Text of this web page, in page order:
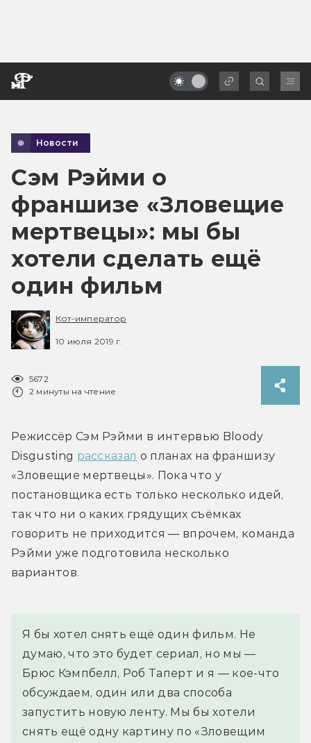
Новости
Сэм Рэйми о
франшизе «Зловещие
мертвецы»: мы бы
хотели сделать ещё
один фильм
Кот-император
10 июля 2019 г.
5672
2 минуты на чтение
Режиссёр Сэм Рэйми в интервью Bloody
Disgusting рассказал о планах на франшизу
«Зловещие мертвецы». Пока что у
постановщика есть только несколько идей,
так что ни о каких грядущих съёмках
говорить не приходится — впрочем, команда
Рэйми уже подготовила несколько
вариантов.
Я бы хотел снять ещё один фильм. Не
думаю, что это будет сериал, но мы —
Брюс Кэмпбелл, Роб Таперт и я — кое-что
обсуждаем, один или два способа
запустить новую ленту. Мы бы хотели
снять ещё одну картину по «Зловещим